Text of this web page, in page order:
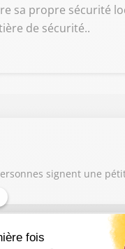
sa propre sécurité
de sécurité..
signent une